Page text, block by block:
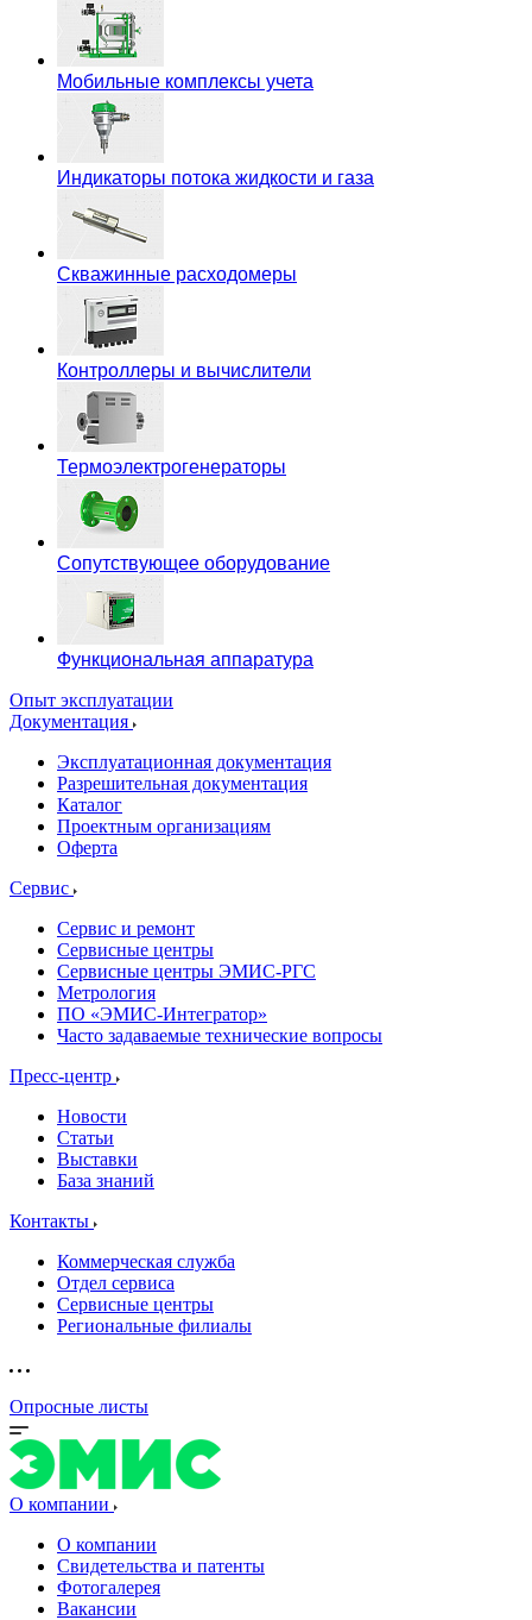
Мобильные комплексы учета
Индикаторы потока жидкости и газа
Скважинные расходомеры
Контроллеры и вычислители
Термоэлектрогенераторы
Сопутствующее оборудование
Функциональная аппаратура
Опыт эксплуатации
Документация
Эксплуатационная документация
Разрешительная документация
Каталог
Проектным организациям
Оферта
Сервис
Сервис и ремонт
Сервисные центры
Сервисные центры ЭМИС-РГС
Метрология
ПО «ЭМИС-Интегратор»
Часто задаваемые технические вопросы
Пресс-центр
Новости
Статьи
Выставки
База знаний
Контакты
Коммерческая служба
Отдел сервиса
Сервисные центры
Региональные филиалы
Опросные листы
О компании
О компании
Свидетельства и патенты
Фотогалерея
Вакансии